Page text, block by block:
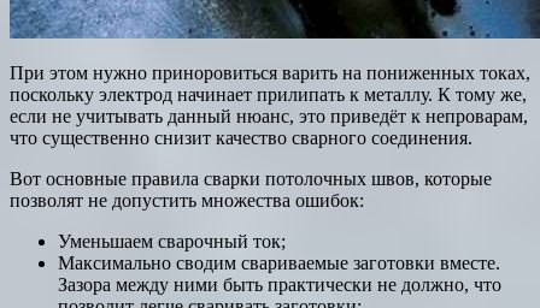
При этом нужно приноровиться варить на пониженных токах,
поскольку электрод начинает прилипать к металлу. К тому же,
если не учитывать данный нюанс, это приведёт к непроварам,
что существенно снизит качество сварного соединения.
Вот основные правила сварки потолочных швов, которые
позволят не допустить множества ошибок:
Уменьшаем сварочный ток;
Максимально сводим свариваемые заготовки вместе.
Зазора между ними быть практически не должно, что